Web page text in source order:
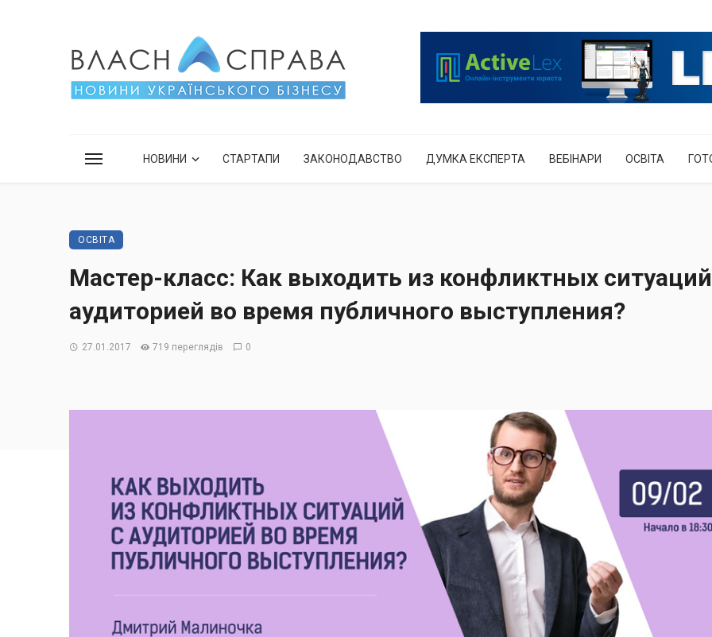
НОВИНИ СТАРТАПИ ЗАКОНОДАВСТВО ДУМКА ЕКСПЕРТА ВЕБІНАРИ ОСВІТА
ОСВІТА
Мастер-класс: Как выходить из конфликтных
аудиторией во время публичного выступления?
27.01.2017 719 переглядів 0